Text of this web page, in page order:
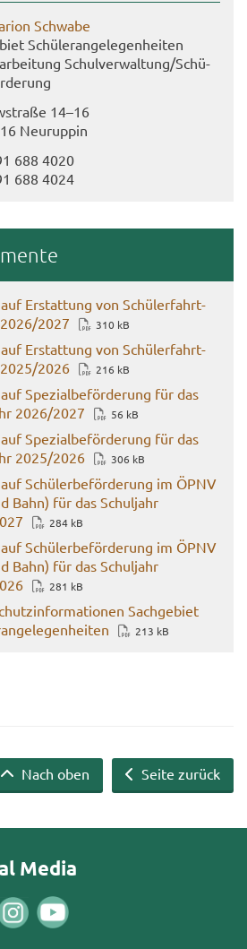
Schwa­be
Schü­ler­an­ge­le­gen­hei­ten
Schul­ver­wal­tung/Schü­
14–16
Neu­rup­pin
688 4020
688 4024
Er­stat­tung von Schü­ler­fahrt­
2027
310 kB
Er­stat­tung von Schü­ler­fahrt­
2026
216 kB
Spe­zi­al­be­för­de­rung für das
2026/2027
56 kB
Spe­zi­al­be­för­de­rung für das
2025/2026
306 kB
Schü­ler­be­för­de­rung im ÖPNV
Bahn) für das Schul­jahr
284 kB
Schü­ler­be­för­de­rung im ÖPNV
Bahn) für das Schul­jahr
281 kB
Sach­ge­biet
213 kB
Seite zurück
Nach oben
Media